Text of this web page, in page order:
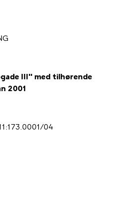
III" med tilhørende
2001
04